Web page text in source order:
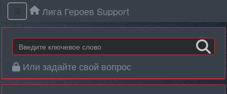
Лига Героев Support
Или задайте свой вопрос